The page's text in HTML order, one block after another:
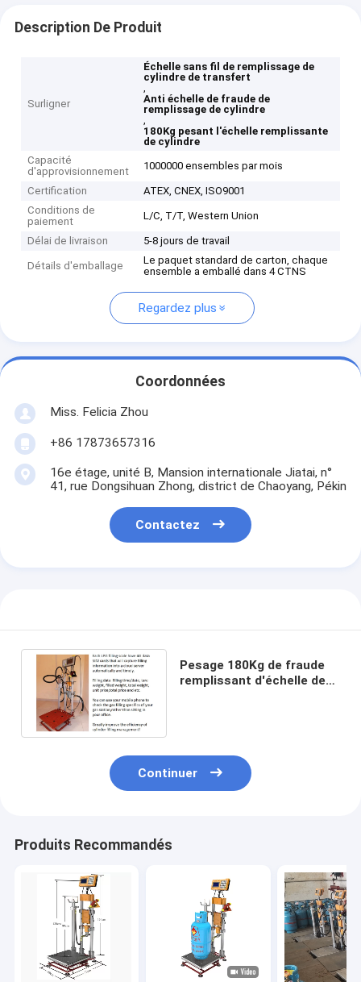
Description De Produit
Surligner
Échelle sans fil de remplissage de
cylindre de transfert
,
Anti échelle de fraude de
remplissage de cylindre
,
180Kg pesant l'échelle remplissante
de cylindre
Capacité
d'approvisionnement
1000000 ensembles par mois
Certification
ATEX, CNEX, ISO9001
Conditions de
paiement
L/C, T/T, Western Union
Délai de livraison 5-8 jours de travail
Détails d'emballage
Le paquet standard de carton, chaque
ensemble a emballé dans 4 CTNS
Regardez plus
Coordonnées
Miss. Felicia Zhou
+86 17873657316
16e étage, unité B, Mansion internationale Jiatai, n°
41, rue Dongsihuan Zhong, district de Chaoyang, Pékin
Contactez
Pesage 180Kg de fraude
remplissant d'échelle de
Continuer
Produits Recommandés